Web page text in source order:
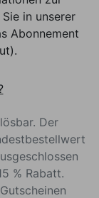
in unserer
Abonnement
Der
% Rabatt.